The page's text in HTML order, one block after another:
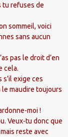
tu refuses de
sommeil, voici
sans aucun
pas le droit d’en
cela.
exige ces
le maudire toujours
moi !
Veux-tu donc que
reste avec